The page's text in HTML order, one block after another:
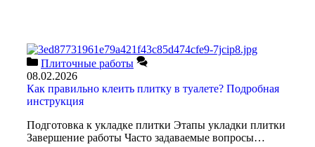
Плиточные работы
08.02.2026
Как правильно клеить плитку в туалете? Подробная
инструкция
Подготовка к укладке плитки Этапы укладки плитки
Завершение работы Часто задаваемые вопросы…